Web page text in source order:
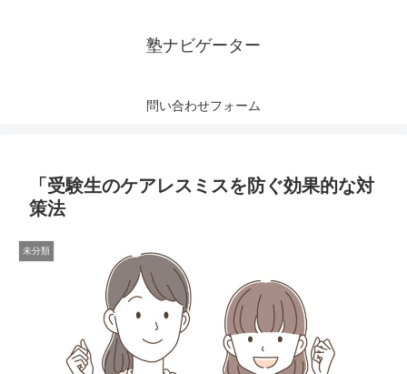
塾ナビゲーター
問い合わせフォーム
「受験生のケアレスミスを防ぐ効果的な対
策法
未分類